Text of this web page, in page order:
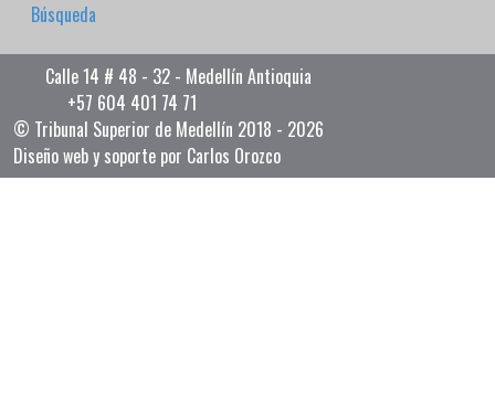
Búsqueda
Calle 14 # 48 - 32 - Medellín Antioquia
+57 604 401 74 71
© Tribunal Superior de Medellín 2018 - 2026
Diseño web y soporte por Carlos Orozco